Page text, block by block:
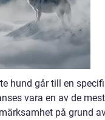
hund går till en
vara en av de
på grund